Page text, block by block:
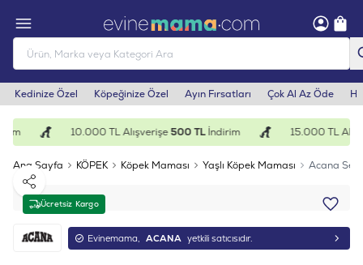
Kedinize Özel Köpeğinize Özel Ayın Fırsatları Çok Al Az Öde
10.000 TL Alışverişe500 TLİndirim 15.000 TL
Ana Sayfa KÖPEK Köpek Maması Yaşlı Köpek Maması Acana
Ücretsiz Kargo
Paylaş
Evinemama, ACANA yetkili satıcısıdır.